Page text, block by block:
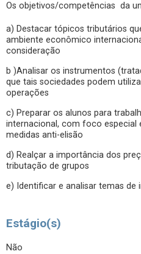
Os objetivos/competências da
a) Destacar tópicos tributários
ambiente econômico
consideração
b )Analisar os instrumentos
que tais sociedades podem
operações
c) Preparar os alunos para
internacional, com foco especial
medidas anti-elisão
d) Realçar a importância dos
tributação de grupos
e) Identificar e analisar temas de
Estágio(s)
Não